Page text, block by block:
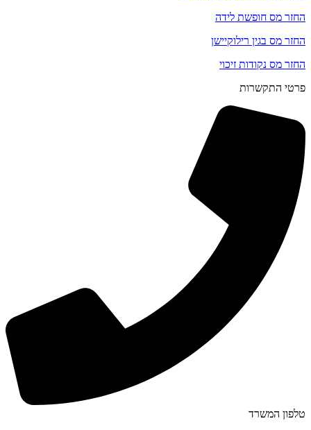
החזר מס חופשת לידה
החזר מס בגין רילוקיישן
החזר מס נקודות זיכוי
פרטי התקשרות
טלפון המשרד